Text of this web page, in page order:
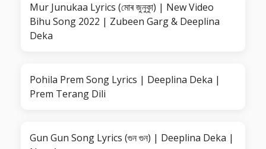
Mur Junukaa Lyrics (মোৰ জুনুকুা) | New Video
Bihu Song 2022 | Zubeen Garg & Deeplina
Deka
Pohila Prem Song Lyrics | Deeplina Deka |
Prem Terang Dili
Gun Gun Song Lyrics (গুন গুন) | Deeplina Deka |